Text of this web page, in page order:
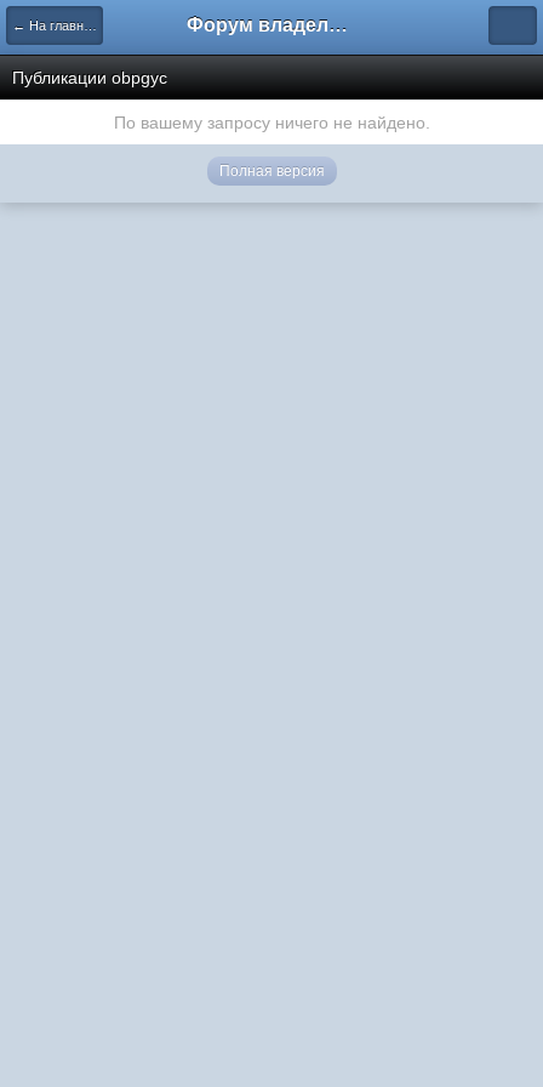
← На главную Форум владельцев интернет-магазинов
Публикации obpgyc
По вашему запросу ничего не найдено.
Полная версия